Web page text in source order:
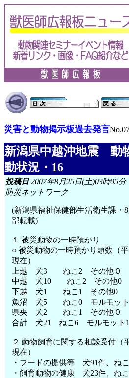
災害と動物掲示板過去発言
新潟県中越沖地震 動
動状況・16
投稿日2007年8月25日(土)03時05
防災ネットワーク
(新潟県福祉保健部生活衛生課・
部転載)
１ 被災動物の一時預かり
○ 被災動物の一時預かり頭数（
現在）
上越 犬3 ねこ2 その他
中越 犬10 ねこ2 その他
下越 犬1 ねこ1 その他0
魚沼 犬5 ねこ0 モルモッ
県央 犬2 ねこ1 その他
合計 犬21 ねこ6 モルモッ
２ 動物飼育に関する相談受付（
現在）
・フードの提供等 犬91件、ね
・飼育動物の健康 犬23件、ね